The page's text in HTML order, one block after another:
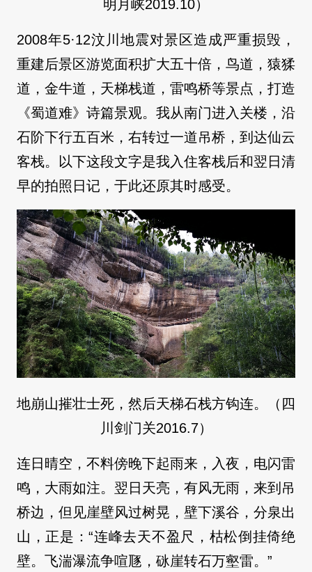
明月峡2019.10）
2008年5·12汶川地震对景区造成严重损毁，
重建后景区游览面积扩大五十倍，鸟道，猿猱
道，金牛道，天梯栈道，雷鸣桥等景点，打造
《蜀道难》诗篇景观。我从南门进入关楼，沿
石阶下行五百米，右转过一道吊桥，到达仙云
客栈。以下这段文字是我入住客栈后和翌日清
早的拍照日记，于此还原其时感受。
地崩山摧壮士死，然后天梯石栈方钩连。（四
川剑门关2016.7）
连日晴空，不料傍晚下起雨来，入夜，电闪雷
鸣，大雨如注。翌日天亮，有风无雨，来到吊
桥边，但见崖壁风过树晃，壁下溪谷，分泉出
山，正是：“连峰去天不盈尺，枯松倒挂倚绝
壁。飞湍瀑流争喧豗，砯崖转石万壑雷。”